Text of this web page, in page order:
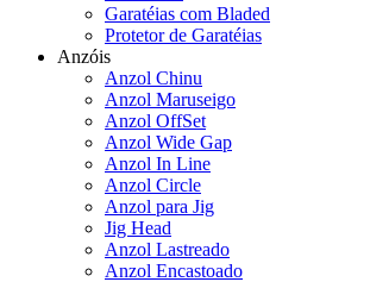
Garatéias com Bladed
Protetor de Garatéias
Anzóis
Anzol Chinu
Anzol Maruseigo
Anzol OffSet
Anzol Wide Gap
Anzol In Line
Anzol Circle
Anzol para Jig
Jig Head
Anzol Lastreado
Anzol Encastoado